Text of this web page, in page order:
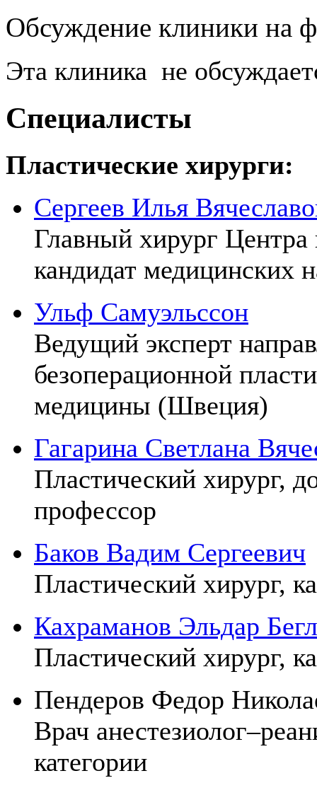
Обсуждение клиники на
Эта клиника не
Специалисты
Пластические хирурги:
Сергеев Илья
Главный хирург Центра
кандидат медицинских
Ульф Самуэльссон
Ведущий эксперт
безоперационной
медицины (Швеция)
Гагарина Светлана
Пластический хирург,
профессор
Баков Вадим Сергеевич
Пластический хирург,
Кахраманов Эльдар
Пластический хирург,
Пендеров Федор
Врач
категории